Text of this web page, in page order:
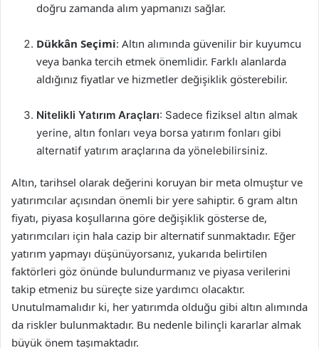
doğru zamanda alım yapmanızı sağlar.
Dükkân Seçimi: Altın alımında güvenilir bir kuyumcu
veya banka tercih etmek önemlidir. Farklı alanlarda
aldığınız fiyatlar ve hizmetler değişiklik gösterebilir.
Nitelikli Yatırım Araçları: Sadece fiziksel altın almak
yerine, altın fonları veya borsa yatırım fonları gibi
alternatif yatırım araçlarına da yönelebilirsiniz.
Altın, tarihsel olarak değerini koruyan bir meta olmuştur ve
yatırımcılar açısından önemli bir yere sahiptir. 6 gram altın
fiyatı, piyasa koşullarına göre değişiklik gösterse de,
yatırımcıları için hala cazip bir alternatif sunmaktadır. Eğer
yatırım yapmayı düşünüyorsanız, yukarıda belirtilen
faktörleri göz önünde bulundurmanız ve piyasa verilerini
takip etmeniz bu süreçte size yardımcı olacaktır.
Unutulmamalıdır ki, her yatırımda olduğu gibi altın alımında
da riskler bulunmaktadır. Bu nedenle bilinçli kararlar almak
büyük önem taşımaktadır.